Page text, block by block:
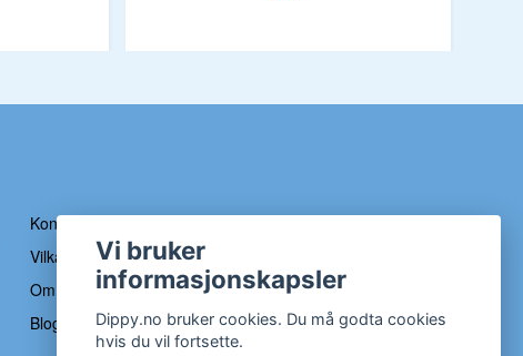
Kontakt
Vilkår og betingelser
Om Dippy
Blogg
Vi bruker
informasjonskapsler
Dippy.no bruker cookies. Du må godta cookies
hvis du vil fortsette.